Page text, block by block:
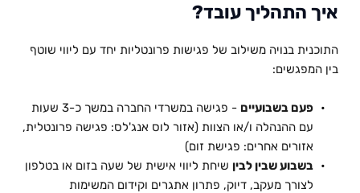
איך התהליך עובד?
בין המפגשים:
פעם בשבועיים
- פגישה במשרדי החברה במשך כ-3 שעות
אזורים אחרים: פגישת זום)
בשבוע שבין לבין
לצורך מעקב, דיוק, פתרון אתגרים וקידום המשימות